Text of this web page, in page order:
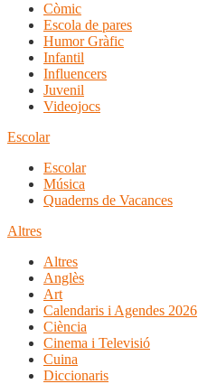
Còmic
Escola de pares
Humor Gràfic
Infantil
Influencers
Juvenil
Videojocs
Escolar
Escolar
Música
Quaderns de Vacances
Altres
Altres
Anglès
Art
Calendaris i Agendes 2026
Ciència
Cinema i Televisió
Cuina
Diccionaris